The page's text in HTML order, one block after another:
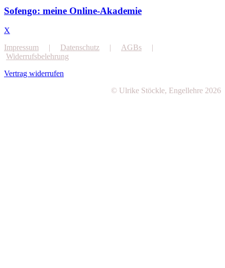
Sofengo: meine Online-Akademie
X
Impressum | Datenschutz | AGBs |
Widerrufsbelehrung
Vertrag widerrufen
© Ulrike Stöckle, Engellehre 2026